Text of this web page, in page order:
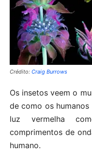
Crédito: Craig Burrows
Os insetos veem o
de como os
luz vermelha
comprimentos de
humano.